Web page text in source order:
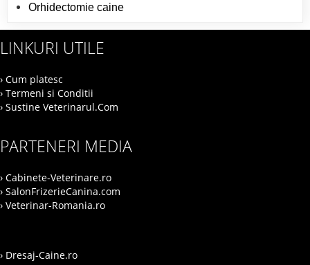
Orhidectomie caine
LINKURI UTILE
› Cum platesc
› Termeni si Conditii
› Sustine Veterinarul.Com
PARTENERI MEDIA
› Cabinete-Veterinare.ro
› SalonFrizerieCanina.com
› Veterinar-Romania.ro
› Dresaj-Caine.ro